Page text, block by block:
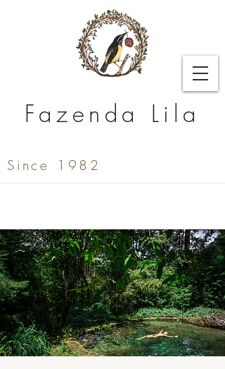
Fazenda Lila
Since 1982